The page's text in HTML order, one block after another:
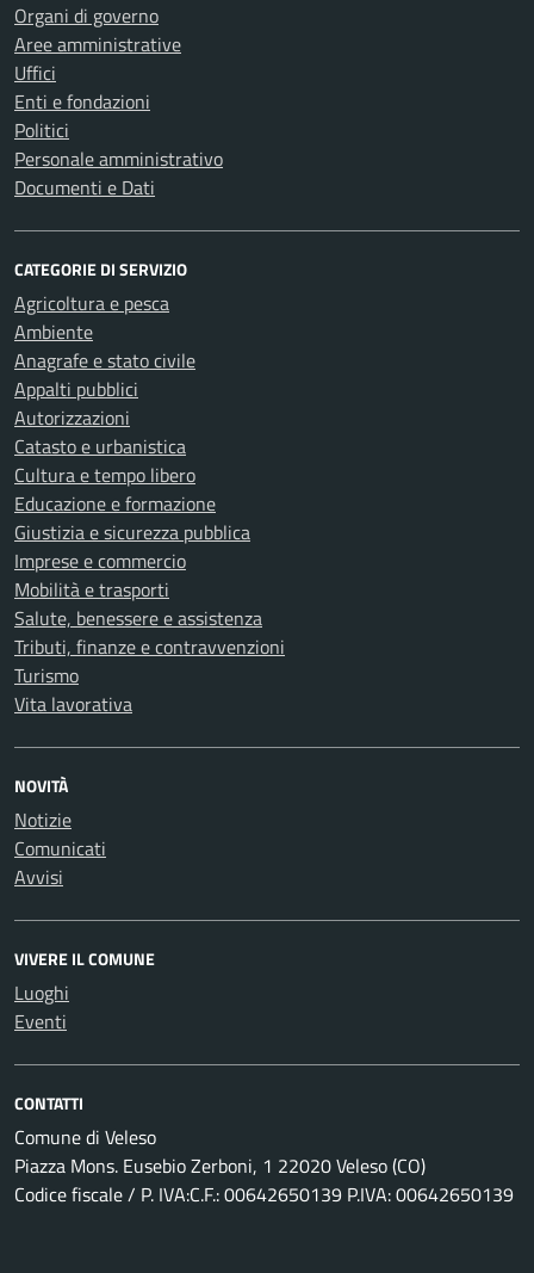
Organi di governo
Aree amministrative
Uffici
Enti e fondazioni
Politici
Personale amministrativo
Documenti e Dati
CATEGORIE DI SERVIZIO
Agricoltura e pesca
Ambiente
Anagrafe e stato civile
Appalti pubblici
Autorizzazioni
Catasto e urbanistica
Cultura e tempo libero
Educazione e formazione
Giustizia e sicurezza pubblica
Imprese e commercio
Mobilità e trasporti
Salute, benessere e assistenza
Tributi, finanze e contravvenzioni
Turismo
Vita lavorativa
NOVITÀ
Notizie
Comunicati
Avvisi
VIVERE IL COMUNE
Luoghi
Eventi
CONTATTI
Comune di Veleso
Piazza Mons. Eusebio Zerboni, 1 22020 Veleso (CO)
Codice fiscale / P. IVA:C.F.: 00642650139 P.IVA: 00642650139